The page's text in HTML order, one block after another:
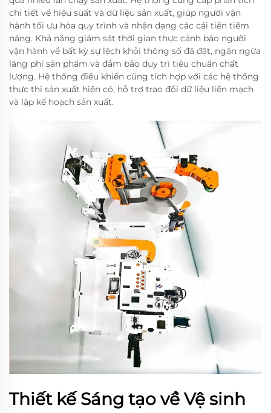
chi tiết về hiệu suất và dữ liệu sản xuất, giúp người vận
hành tối ưu hóa quy trình và nhận dạng các cải tiến tiềm
năng. Khả năng giám sát thời gian thực cảnh báo người
vận hành về bất kỳ sự lệch khỏi thông số đã đặt, ngăn ngừa
lãng phí sản phẩm và đảm bảo duy trì tiêu chuẩn chất
lượng. Hệ thống điều khiển cũng tích hợp với các hệ thống
thực thi sản xuất hiện có, hỗ trợ trao đổi dữ liệu liền mạch
và lập kế hoạch sản xuất.
Thiết kế Sáng tạo về Vệ sinh